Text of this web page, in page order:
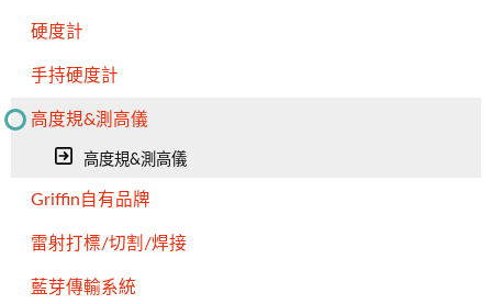
硬度計
手持硬度計
高度規&測高儀
高度規&測高儀
Griffin自有品牌
雷射打標/切割/焊接
藍芽傳輸系統